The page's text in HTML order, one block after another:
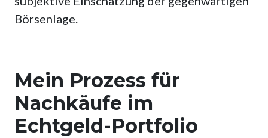
Börsenlage.
Mein Prozess für
Nachkäufe im
Echtgeld-Portfolio